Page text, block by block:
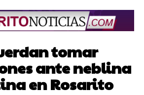
tomar
ante neblina
en Rosarito